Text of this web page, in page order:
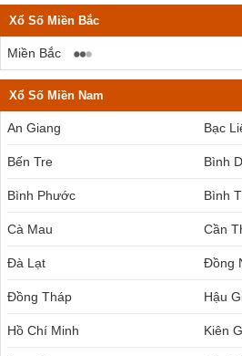
Xổ Số Miền Bắc
Miền Bắc
Xổ Số Miền Nam
An Giang Bạc
Bến Tre Bình
Bình Phước Bình
Cà Mau Cần
Đà Lạt Đồng
Đồng Tháp Hậu
Hồ Chí Minh Kiên